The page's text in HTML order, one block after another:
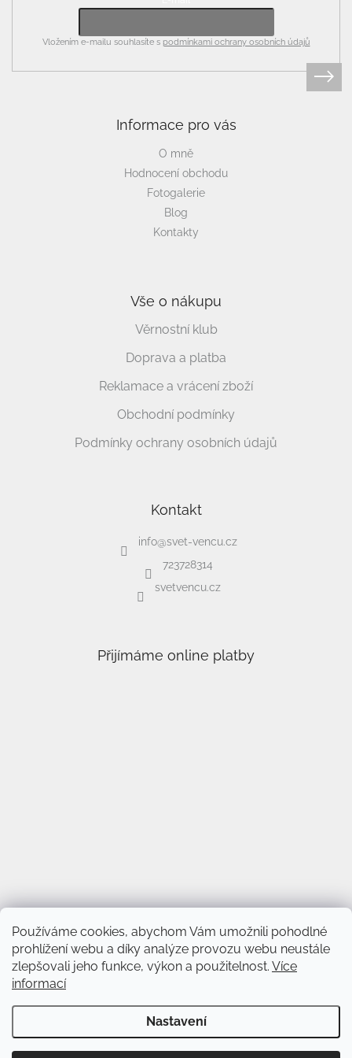
Používáme cookies, abychom Vám umožnili pohodlné
prohlížení webu a díky analýze provozu webu neustále
zlepšovali jeho funkce, výkon a použitelnost. Více
informací
Nastavení
Vložením e-mailu souhlasíte s podmínkami ochrany osobních údajů
Informace pro vás
O mně
Hodnocení obchodu
Fotogalerie
Blog
Kontakty
Vše o nákupu
Věrnostní klub
Doprava a platba
Reklamace a vrácení zboží
Obchodní podmínky
Podmínky ochrany osobních údajů
Kontakt
info@svet-vencu.cz
723728314
svetvencu.cz
Přijímáme online platby
Vytvořil Shoptet